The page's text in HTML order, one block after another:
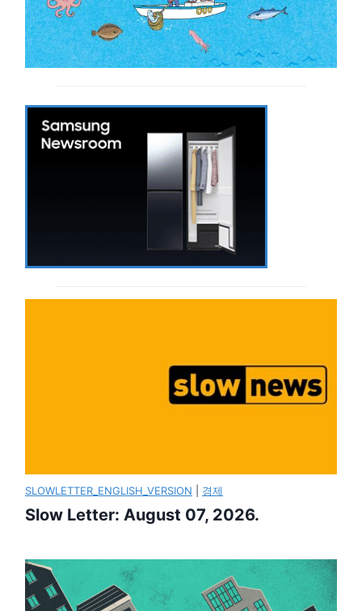
SLOWLETTER_ENGLISH_VERSION 경제
Slow Letter: August 07, 2026.